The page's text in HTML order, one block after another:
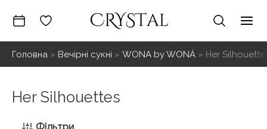
вмісту
Головна » Вечірні сукні » WONA by WONÁ » Her
Her Silhouettes